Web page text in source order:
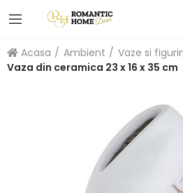
Acasa Ambient Vaze si
Vaza din ceramica 23 x 16 x 35 cm